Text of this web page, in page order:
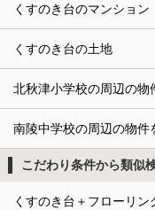
くすのき台のマンション
くすのき台の土地
北秋津小学校の周辺の物
南陵中学校の周辺の物件
こだわり条件から類似
くすのき台＋フローリン